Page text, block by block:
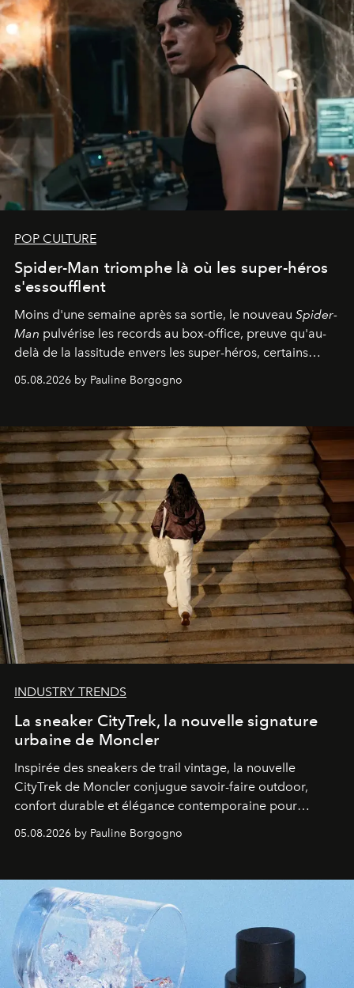
POP CULTURE
Spider-Man triomphe là où les super-héros
s'essoufflent
Moins d'une semaine après sa sortie, le nouveau Spider-
Man pulvérise les records au box-office, preuve qu'au-
delà de la lassitude envers les super-héros, certains
personnages continuent de susciter une ferveur intacte.
05.08.2026 by Pauline Borgogno
INDUSTRY TRENDS
La sneaker CityTrek, la nouvelle signature
urbaine de Moncler
Inspirée des sneakers de trail vintage, la nouvelle
CityTrek de Moncler conjugue savoir-faire outdoor,
confort durable et élégance contemporaine pour
accompagner les explorations du quotidien.
05.08.2026 by Pauline Borgogno